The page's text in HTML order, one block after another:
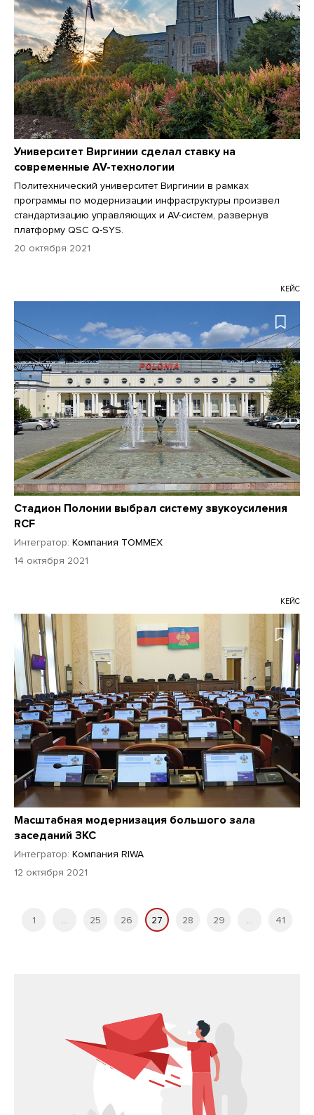
Университет Виргинии сделал ставку на
современные AV-технологии
Политехнический университет Виргинии в рамках
программы по модернизации инфраструктуры произвел
стандартизацию управляющих и AV-систем, развернув
платформу QSC Q-SYS.
20 октября 2021
КЕЙС
Стадион Полонии выбрал систему звукоусиления
RCF
Интегратор: Компания TOMMEX
14 октября 2021
КЕЙС
Масштабная модернизация большого зала
заседаний ЗКС
Интегратор: Компания RIWA
12 октября 2021
1 ... 25 26 27 28 29 ... 41